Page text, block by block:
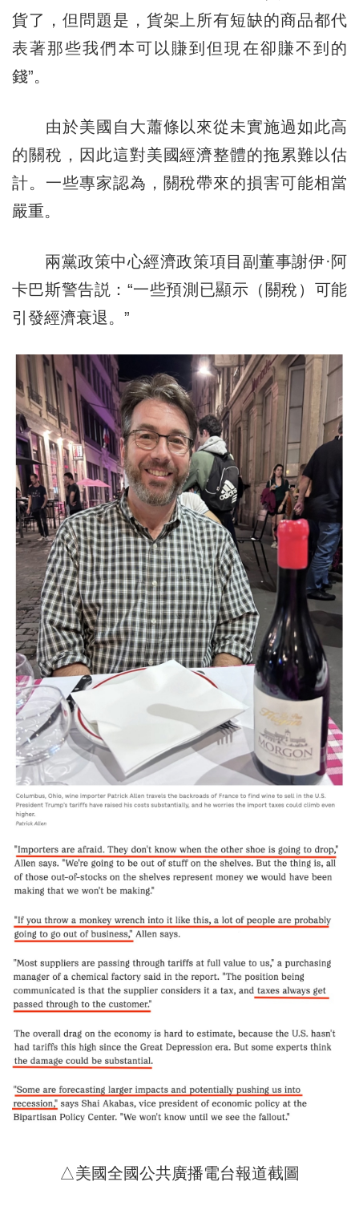
貨了，但問題是，貨架上所有短缺的商品都代
表著那些我們本可以賺到但現在卻賺不到的
錢”。
由於美國自大蕭條以來從未實施過如此高
的關稅，因此這對美國經濟整體的拖累難以估
計。一些專家認為，關稅帶來的損害可能相當
嚴重。
兩黨政策中心經濟政策項目副董事謝伊·阿
卡巴斯警告説：“一些預測已顯示（關稅）可能
引發經濟衰退。”
△美國全國公共廣播電台報道截圖